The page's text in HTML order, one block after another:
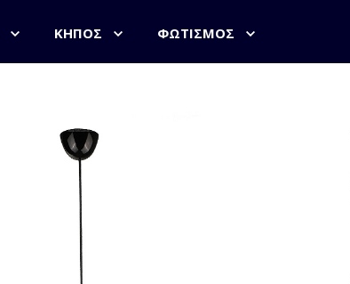
ΚΉΠΟΣ ΦΩΤΙΣΜΌΣ